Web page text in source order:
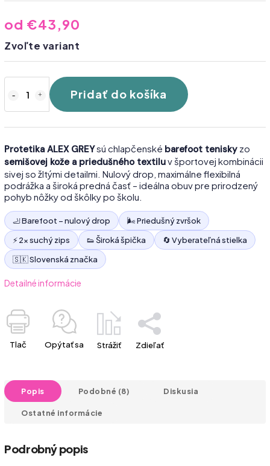
od €43,90
Zvoľte variant
Pridať do košíka
Protetika ALEX GREYsú chlapčenské barefoot tenisky zo
semišovej kože a priedušného textiluv športovej kombinácii
sivej so žltými detailmi. Nulový drop, maximálne flexibilná
podrážka a široká predná časť – ideálna obuv pre prirodzený
pohyb nôžky od škôlky po školu.
🦶 Barefoot – nulový drop
🌬️ Priedušný zvršok
⚡ 2× suchý zips
👟 Široká špička
🔄 Vyberateľná stielka
🇸🇰 Slovenská značka
Detailné informácie
Tlač Opýtať sa Strážiť Zdieľať
Popis Podobné (8) Diskusia
Ostatné informácie
Podrobný popis